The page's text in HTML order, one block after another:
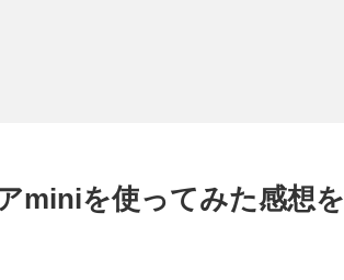
miniを使ってみた感想を